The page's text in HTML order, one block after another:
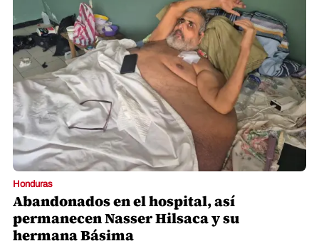
Honduras
Abandonados en el hospital, así
permanecen Nasser Hilsaca y su
hermana Básima